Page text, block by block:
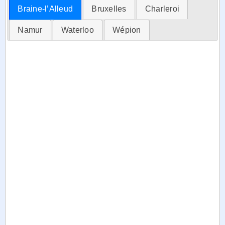
Braine-l’Alleud Bruxelles Charleroi
Namur Waterloo Wépion